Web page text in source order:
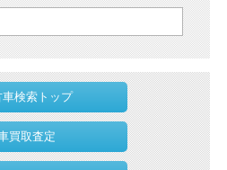
車検索トップ
買取査定